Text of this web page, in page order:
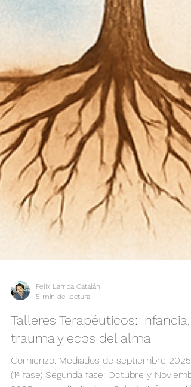
Felix Larriba Catalán
5 min de lectura